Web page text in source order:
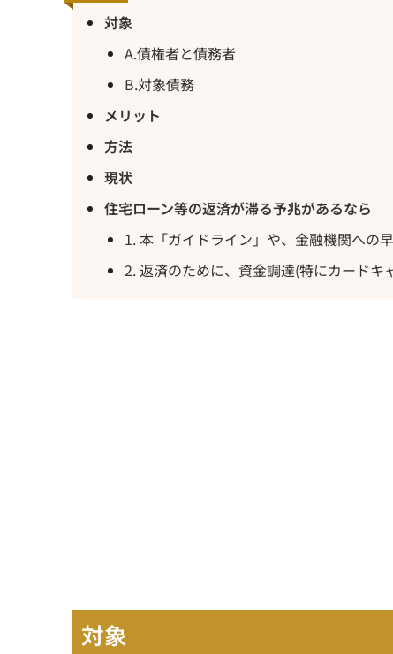
対象
A.債権者と債務者
B.対象債務
メリット
方法
現状
住宅ローン等の返済が滞る予兆があるなら
1. 本「ガイドライン」や、金融機関への
2. 返済のために、資金調達(特にカードキ
対象